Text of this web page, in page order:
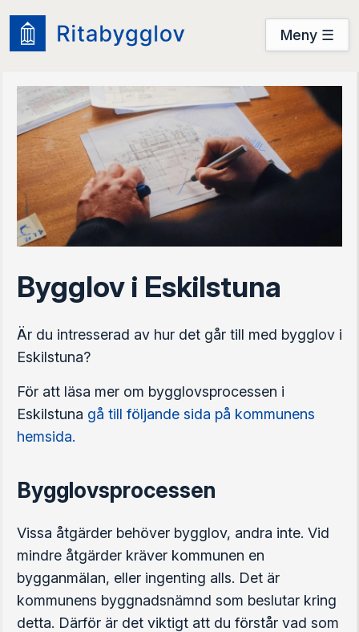
Meny ☰
Startsidan
Prova nu
Prova nu
Bygglov i Eskilstuna
Är du intresserad av hur det går till med bygglov i
Eskilstuna?
För att läsa mer om bygglovsprocessen i
Eskilstuna gå till följande sida på kommunens
hemsida.
Bygglovsprocessen
Vissa åtgärder behöver bygglov, andra inte. Vid
mindre åtgärder kräver kommunen en
bygganmälan, eller ingenting alls. Det är
kommunens byggnadsnämnd som beslutar kring
detta. Därför är det viktigt att du förstår vad som